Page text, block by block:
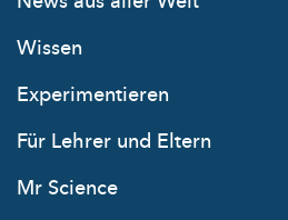
Wissen
Experimentieren
Für Lehrer und Eltern
Mr Science